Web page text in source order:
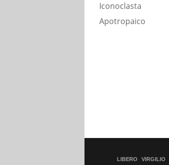
Iconoclasta
Apotropaico
LIBERO VIRGILIO